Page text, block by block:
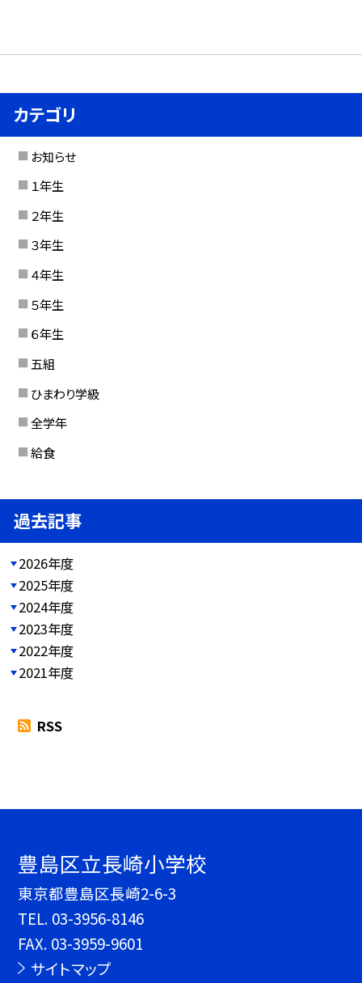
カテゴリ
お知らせ
１年生
２年生
３年生
４年生
５年生
６年生
五組
ひまわり学級
全学年
給食
過去記事
2026年度
2025年度
2024年度
2023年度
2022年度
2021年度
RSS
豊島区立長崎小学校
東京都豊島区長崎2-6-3
TEL. 03-3956-8146
FAX. 03-3959-9601
サイトマップ